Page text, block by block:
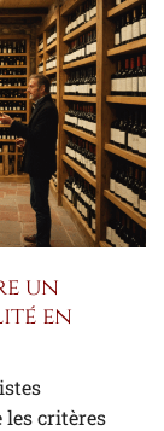
un
en
les critères